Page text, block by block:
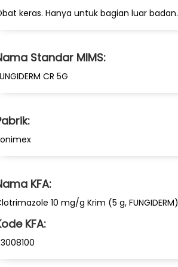
keras. Hanya untuk bagian luar badan.
Standar MIMS:
CR 5G
KFA:
10 mg/g Krim (5 g, FUNGIDERM)
KFA: